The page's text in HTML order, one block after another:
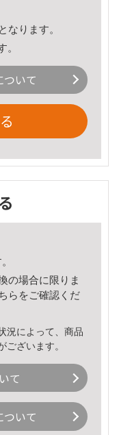
なります。
。
いて
の場合に限りま
ら をご確認くだ
況によって、商品
ございます。
て
いて